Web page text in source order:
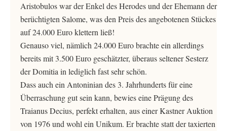
Aristobulos war der Enkel des Herodes und der Ehemann der
berüchtigten Salome, was den Preis des angebotenen Stückes
auf 24.000 Euro klettern ließ!
Genauso viel, nämlich 24.000 Euro brachte ein allerdings
bereits mit 3.500 Euro geschätzter, überaus seltener Sesterz
der Domitia in lediglich fast sehr schön.
Dass auch ein Antoninian des 3. Jahrhunderts für eine
Überraschung gut sein kann, bewies eine Prägung des
Traianus Decius, perfekt erhalten, aus einer Kastner Auktion
von 1976 und wohl ein Unikum. Er brachte statt der taxierten